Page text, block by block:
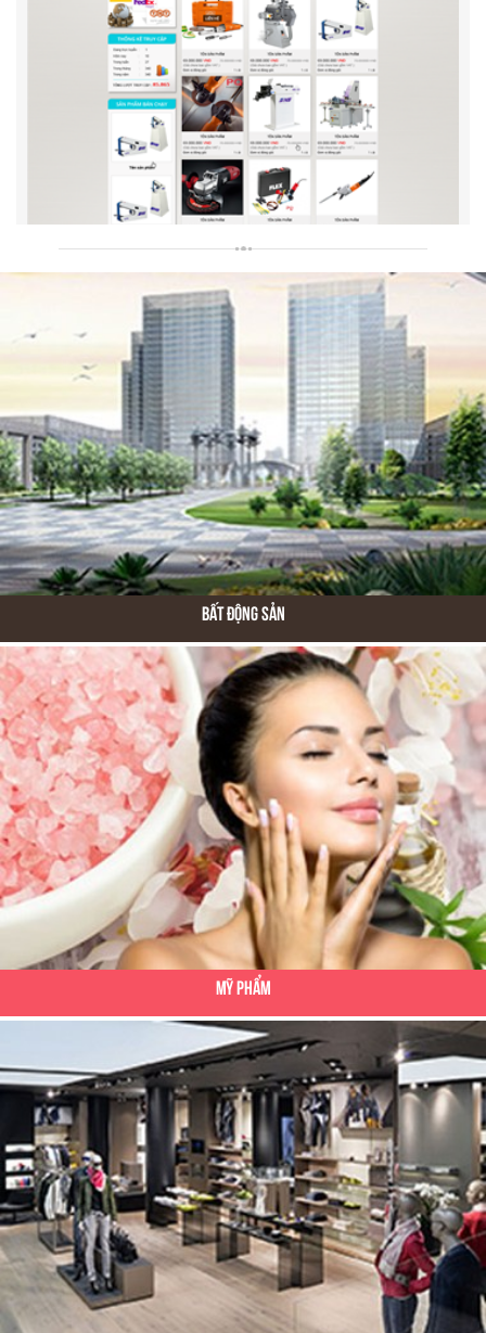
Công Ty TNHH TM-DV Nam Hùng Long
Công Ty TNHH Thiết Bị Và Vật Liệu Công Nghiệp PQ
Thiết kế website Công ty TNHH thiết bị và vật liệu công nghiệp PQ
Bất Động Sản
Mỹ Phẩm